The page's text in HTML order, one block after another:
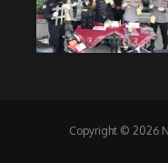
Copyright © 2026